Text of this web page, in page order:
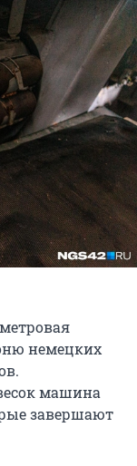
немецких
машина
завершают